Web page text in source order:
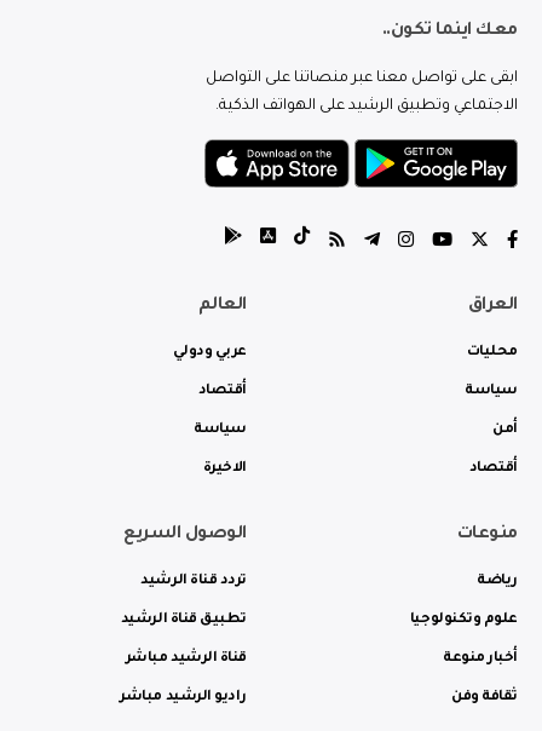
معك اينما تكون..
ابقى على تواصل معنا عبر منصاتنا على التواصل
الاجتماعي وتطبيق الرشيد على الهواتف الذكية.
العراق
محليات
سياسة
أمن
أقتصاد
العالم
عربي ودولي
أقتصاد
سياسة
الاخيرة
منوعات
رياضة
علوم وتكنولوجيا
أخبار منوعة
ثقافة وفن
الوصول السريع
تردد قناة الرشيد
تطبيق قناة الرشيد
قناة الرشيد مباشر
راديو الرشيد مباشر